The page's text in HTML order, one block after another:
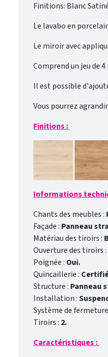
Finitions: Blanc
Le lavabo en
Le miroir avec
Comprend un jeu de
Il est possible
Vous pourrez
Finitions :
Informations
Chants des meubles :
Façade : Panneau
Matériau des tiroirs :
Ouverture des tiroirs :
Poignée : Oui.
Quincaillerie :
Structure : Panneau
Installation :
Système de
Tiroirs : 2.
Caractéristiques :